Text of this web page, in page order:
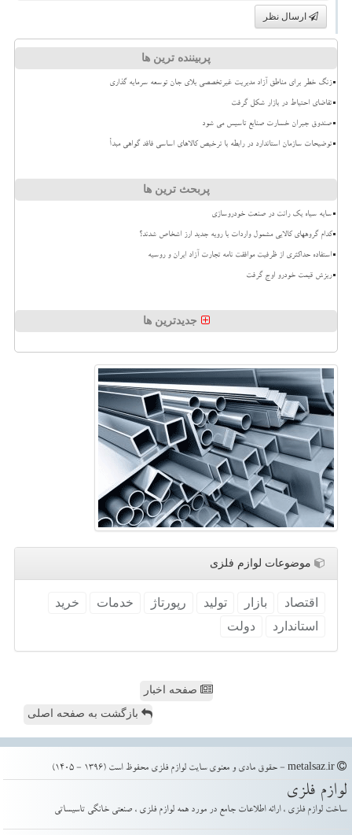
ارسال نظر
پربیننده ترین ها
زنگ خطر برای مناطق آزاد مدیریت غیرتخصصی بلای جان توسعه سرمایه گذاری
تقاضای احتیاط در بازار شکل گرفت
صندوق جبران خسارت صنایع تاسیس می شود
توضیحات سازمان استاندارد در رابطه با ترخیص کالاهای اساسی فاقد گواهی مبدأ
پربحث ترین ها
سایه سیاه یک رانت در صنعت خودروسازی
کدام گروههای کالایی مشمول واردات با رویه جدید ارز اشخاص شدند؟
استفاده حداکثری از ظرفیت موافقت نامه تجارت آزاد ایران و روسیه
ریزش قیمت خودرو اوج گرفت
جدیدترین ها
موضوعات لوازم فلزی
اقتصاد بازار تولید رپورتاژ خدمات
خرید
استاندارد
دولت
صفحه اخبار
بازگشت به صفحه اصلی
لوازم فلزی
ساخت لوازم فلزی ، ارائه اطلاعات جامع در مورد همه لوازم فلزی ، صنعتی خانگی تاسیساتی